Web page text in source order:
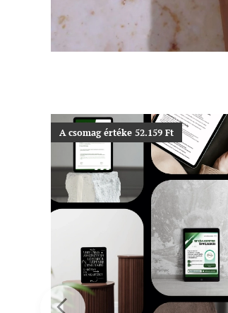
A csomag értéke 52.159 Ft